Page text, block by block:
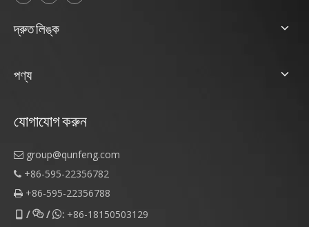
দ্রুত লিঙ্ক
পণ্য
যোগাযোগ করুন
 group@qunfeng.com
 +86-595-22356782
 +86-595-22356788
 //: +86-18150503129